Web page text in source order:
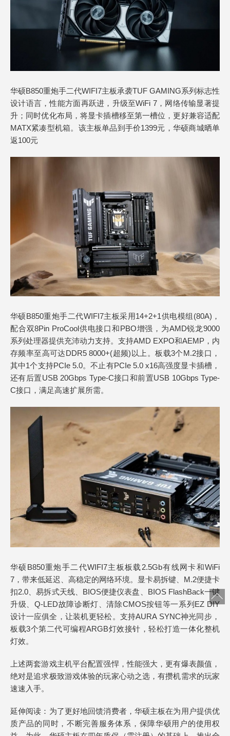
华硕B850重炮手二代WIFI7主板承袭TUF GAMING系列标志性
设计语言，性能方面再跃进，升级至WiFi 7，网络传输显著提
升；同时优化布局，将显卡插槽移至第一槽位，更好兼容适配
MATX紧凑型机箱。该主板单品到手价1399元，华硕商城晒单
返100元
华硕B850重炮手二代WIFI7主板采用14+2+1供电模组(80A)，
配合双8Pin ProCool供电接口和PBO增强，为AMD锐龙9000
系列处理器提供充沛动力支持。支持AMD EXPO和AEMP，内
存频率至高可达DDR5 8000+(超频)以上。板载3个M.2接口，
其中1个支持PCIe 5.0。不止有PCIe 5.0 x16高强度显卡插槽，
还有后置USB 20Gbps Type-C接口和前置USB 10Gbps Type-
C接口，满足高速扩展所需。
华硕B850重炮手二代WIFI7主板板载2.5Gb有线网卡和WiFi
7，带来低延迟、高稳定的网络环境。显卡易拆键、M.2便捷卡
扣2.0、易拆式天线、BIOS便捷仪表盘、BIOS FlashBack一键
升级、Q-LED故障诊断灯、清除CMOS按钮等一系列EZ DIY
设计一应俱全，让装机更轻松。支持AURA SYNC神光同步，
板载3个第二代可编程ARGB灯效接针，轻松打造一体化整机
灯效。
上述两套游戏主机平台配置强悍，性能强大，更有爆表颜值，
绝对是追求极致游戏体验的玩家心动之选，有攒机需求的玩家
速速入手。
延伸阅读：为了更好地回馈消费者，华硕主板在为用户提供优
质产品的同时，不断完善服务体系，保障华硕用户的使用权